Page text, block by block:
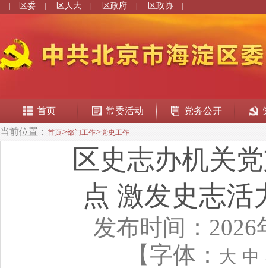
区委 区人大 区政府 区政协
首页 常委活动 党务公开
当前位置： 首页>部门工作>党史工作
区史志办机关
点 激发史志活
发布时间：2026
【字体： 大 中